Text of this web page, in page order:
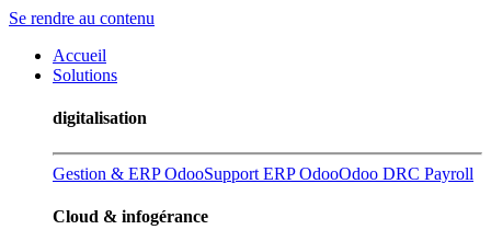
Se rendre au contenu
Accueil
Solutions
digitalisation
Gestion & ERP OdooSupport ERP OdooOdoo DRC Payroll
Cloud & infogérance